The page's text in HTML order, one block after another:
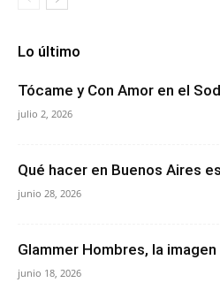
Lo último
Tócame y Con Amor en el
julio 2, 2026
Qué hacer en Buenos Aires
junio 28, 2026
Glammer Hombres, la
junio 18, 2026